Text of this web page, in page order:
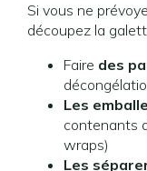
Si vous ne
découpez la
Faire des
Les
contenants
wraps)
Les